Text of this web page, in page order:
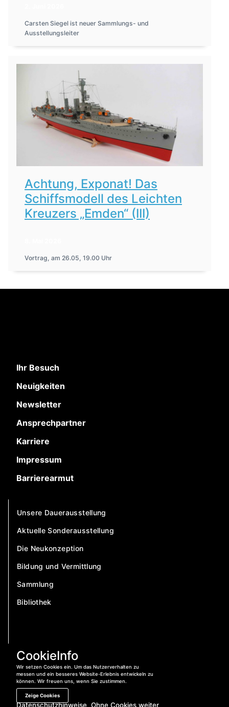
CookieInfo
Wir setzen Cookies ein. Um das Nutzerverhalten zu
messen und ein besseres Website-Erlebnis entwickeln zu
können. Wir freuen uns, wenn Sie zustimmen.
Zeige Cookies
Datenschutzhinweise Ohne Cookies weiter
Carsten Siegel ist neuer Sammlungs- und
Ausstellungsleiter
Achtung, Exponat! Das
Schiffsmodell des Leichten
Kreuzers „Emden“ (III)
Vortrag, am 26.05, 19.00 Uhr
Ihr Besuch
Neuigkeiten
Newsletter
Ansprechpartner
Karriere
Impressum
Barrierearmut
Unsere Dauerausstellung
Aktuelle Sonderausstellung
Die Neukonzeption
Bildung und Vermittlung
Sammlung
Bibliothek